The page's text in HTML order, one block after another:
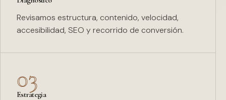
Revisamos estructura, contenido, velocidad,
accesibilidad, SEO y recorrido de conversión.
03
Estrategia